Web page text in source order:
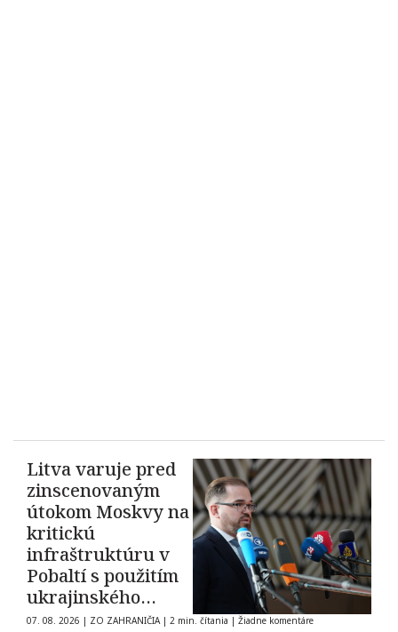
Litva varuje pred
zinscenovaným
útokom Moskvy na
kritickú
infraštruktúru v
Pobaltí s použitím
ukrajinského
dronu
07. 08. 2026 | ZO ZAHRANIČIA | 2 min. čítania | Žiadne komentáre